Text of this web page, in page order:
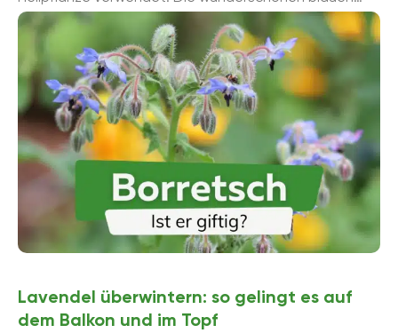
Blüten sorgen für Farbe im Garten ...
Lavendel überwintern: so gelingt es auf
dem Balkon und im Topf